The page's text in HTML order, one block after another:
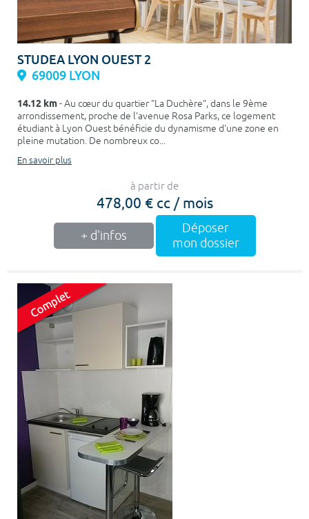
STUDEA LYON OUEST 2
69009 LYON
14.12 km- Au cœur du quartier "La Duchère", dans le 9ème
arrondissement, proche de l'avenue Rosa Parks, ce logement
étudiant à Lyon Ouest bénéficie du dynamisme d'une zone en
pleine mutation. De nombreux co...
En savoir plus
à partir de
478,00 € cc / mois
+ d'infos
Déposer
mon dossier